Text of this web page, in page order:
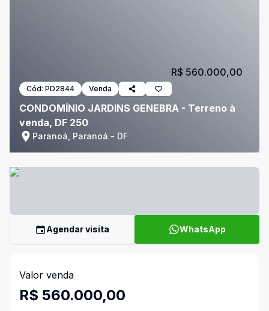
Cód: PD2844 Venda
CONDOMÍNIO JARDINS GENEBRA - Terreno à
venda, DF 250
Paranoá, Paranoá - DF
R$ 560.000,00
Agendar visita WhatsApp
Valor venda
R$ 560.000,00